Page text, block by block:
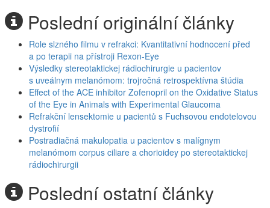
Poslední originální články
Role slzného filmu v refrakci: Kvantitativní hodnocení před
a po terapii na přístroji Rexon-Eye
Výsledky stereotaktickej rádiochirurgie u pacientov
s uveálnym melanómom: trojročná retrospektívna štúdia
Effect of the ACE inhibitor Zofenopril on the Oxidative Status
of the Eye in Animals with Experimental Glaucoma
Refrakční lensektomie u pacientů s Fuchsovou endotelovou
dystrofií
Postradiačná makulopatia u pacientov s malígnym
melanómom corpus ciliare a chorioidey po stereotaktickej
rádiochirurgii
Poslední ostatní články